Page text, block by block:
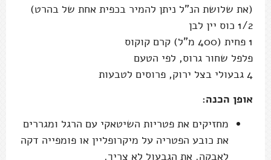
(את שלושת הנ"ל ניתן להמיר בכפית אחת של בהרט)
1/2 כוס יין לבן
1 פחית (400 מ"ל) קרם קוקוס
פלפל שחור גרוס, לפי הטעם
4 גבעולי בצל ירוק, פרוסים לטבעות
אופן הכנה:
מחזיקים את פטריות השיטאקי עם הרגל ומגררים
את כובע הפטריה על מיקרופליין או פומפייה דקה
לאבקה. את הגבעול לא צריך.